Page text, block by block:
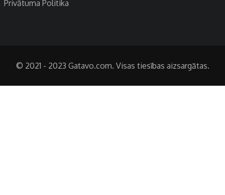
Privātuma Politika
© 2021 - 2023 Gatavo.com. Visas tiesības aizsargātas.